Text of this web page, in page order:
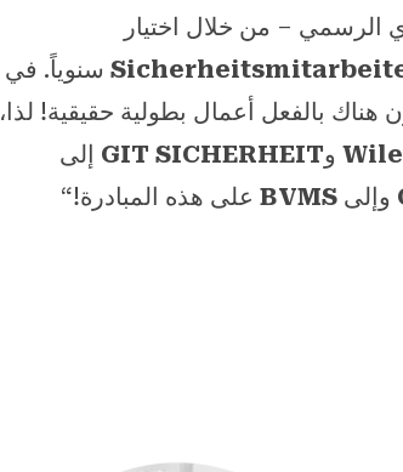
الرسمي – من خلال اختيار
سنوياً. في
هناك بالفعل أعمال بطولية حقيقية! لذا،
وGIT SICHERHEIT إلى
وإلىBVMS على هذه المبادرة!“